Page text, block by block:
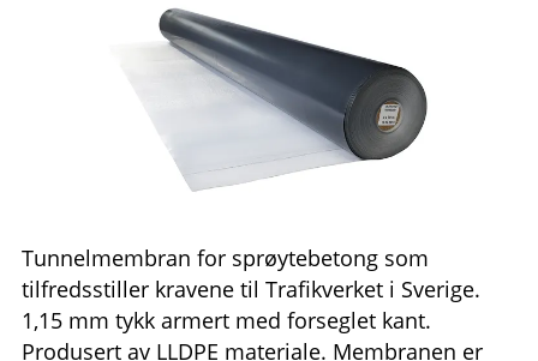
Tunnelmembran for sprøytebetong som
tilfredsstiller kravene til Trafikverket i Sverige.
1,15 mm tykk armert med forseglet kant.
Produsert av LLDPE materiale. Membranen er